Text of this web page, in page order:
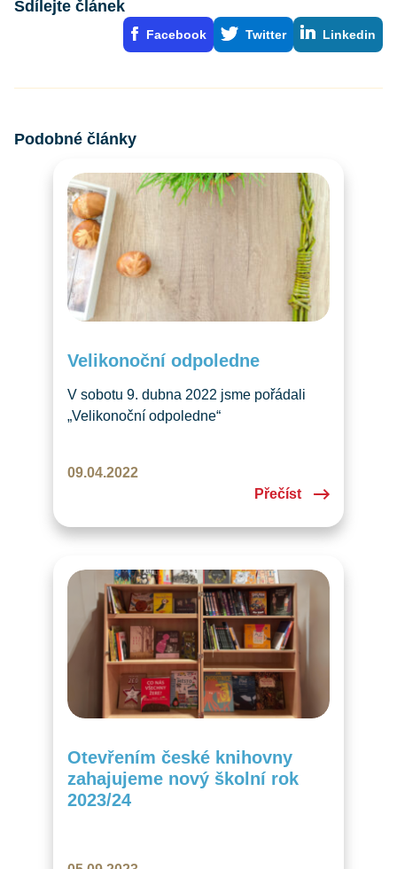
Sdílejte článek
Facebook Twitter Linkedin
Podobné články
Velikonoční odpoledne
V sobotu 9. dubna 2022 jsme pořádali
„Velikonoční odpoledne“
akce byla otevřena českým i švýcarským
dětem a rodičům. V pestrém programu
pro všechny děti. Dále se mohly děti
věnovat spoustě aktivit…
09.04.2022
Přečíst
Otevřením české knihovny
zahajujeme nový školní rok
2023/24